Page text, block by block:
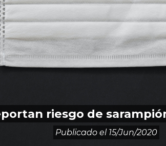
riesgo de
Publicado el 15/jun/2020